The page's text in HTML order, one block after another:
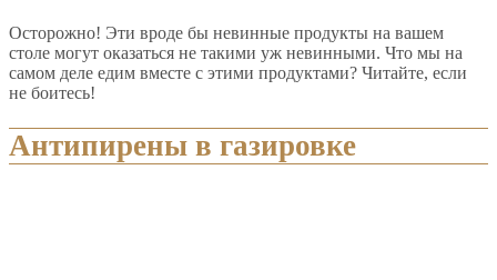
Осторожно! Эти вроде бы невинные продукты на вашем
столе могут оказаться не такими уж невинными. Что мы на
самом деле едим вместе с этими продуктами? Читайте, если
не боитесь!
Антипирены в газировке